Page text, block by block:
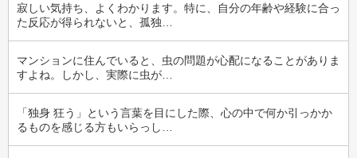
寂しい気持ち、よくわかります。特に、自分の年齢や経験に合っ
た反応が得られないと、孤独…
マンションに住んでいると、虫の問題が心配になることがありま
すよね。しかし、実際に虫が…
「独身 狂う」という言葉を目にした際、心の中で何か引っかか
るものを感じる方もいらっし…